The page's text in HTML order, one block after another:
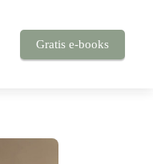
Gratis e-books